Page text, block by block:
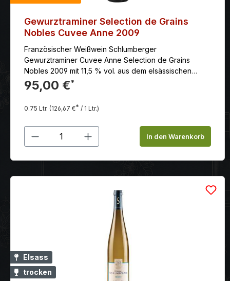
Gewurztraminer Selection de Grains
Nobles Cuvee Anne 2009
Französischer Weißwein Schlumberger
Gewurztraminer Cuvee Anne Selection de Grains
Nobles 2009 mit 11,5 % vol. aus dem elsässischen
Anbaugebiet.
95,00 €*
0.75 Ltr. (126,67 €* / 1 Ltr.)
Produkt Anzahl: Gib denIn den Warenkorb
Elsass
trocken